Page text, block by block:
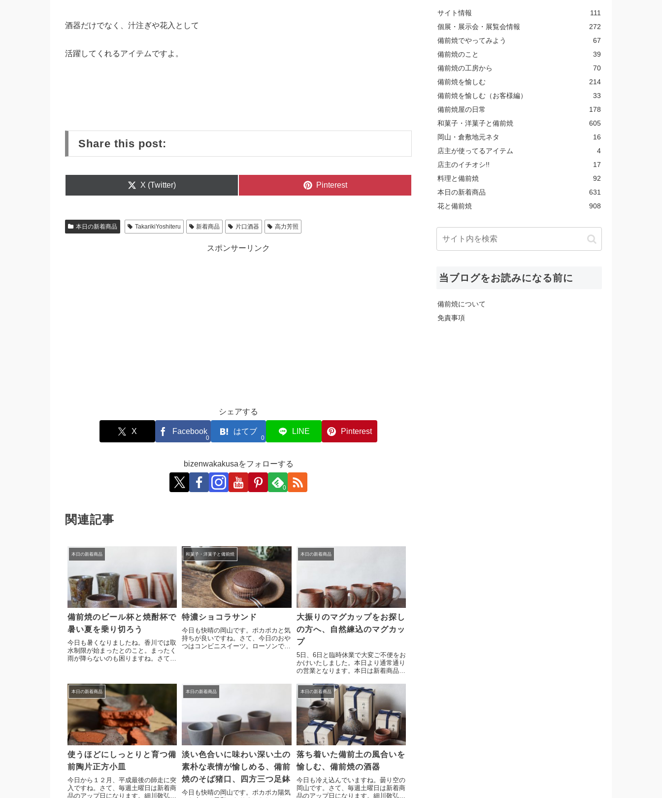
酒器だけでなく、汁注ぎや花入として
活躍してくれるアイテムですよ。
Share this post:
Share
X (Twitter)
Share
Pinterest
本日の新着商品 TakarikiYoshiteru 新着商品 片口酒器 高力芳照
スポンサーリンク
シェアする
X Facebook
0
はてブ
0
LINE Pinterest
bizenwakakusaをフォローする
0
関連記事
本日の新着商品
備前焼のビール杯と焼酎杯で
暑い夏を乗り切ろう
今日も暑くなりましたね。香川では取
水制限が始まったとのこと。まったく
雨が降らないのも困りますね。さて、
作 火襷ビール杯 2点今日は暑い夏
に...
和菓子・洋菓子と備前焼
特濃ショコラサンド
今日も快晴の岡山です。ポカポカと気
持ちが良いですね。さて、今日のおや
つはコンビニスイーツ。ローソンで買
落...
本日の新着商品
大振りのマグカップをお探し
の方へ、自然練込のマグカッ
プ
5日、6日と臨時休業で大変ご不便をお
かけいたしました。本日より通常通り
の営業となります。本日は新着商品の
練込マグカップ 4点大振りのマグカ
ップ4点のご紹介になります。自然練
込の素朴な土の風合いが魅力のうつ
わ...
本日の新着商品
使うほどにしっとりと育つ備
前陶片正方小皿
今日から１２月、平成最後の師走に突
入ですね。さて、毎週土曜日は新着商
品のアップ日になります。細川敬弘
本日の新着商品
淡い色合いに味わい深い土の
素朴な表情が愉しめる、備前
焼のそば猪口、四方三つ足鉢
今日も快晴の岡山です。ポカポカ陽気
本日の新着商品
落ち着いた備前土の風合いを
愉しむ、備前焼の酒器
今日も冷え込んでいますね。曇り空の
岡山です。さて、毎週土曜日は新着商
品のアップ日になります。細川敬弘
サイト情報
111
個展・展示会・展覧会情報
272
備前焼でやってみよう
67
備前焼のこと
39
備前焼の工房から
70
備前焼を愉しむ
214
備前焼を愉しむ（お客様編）
33
備前焼屋の日常
178
和菓子・洋菓子と備前焼
605
岡山・倉敷地元ネタ
16
店主が使ってるアイテム
4
店主のイチオシ!!
17
料理と備前焼
92
本日の新着商品
631
花と備前焼
908
当ブログをお読みになる前に
備前焼について
免責事項